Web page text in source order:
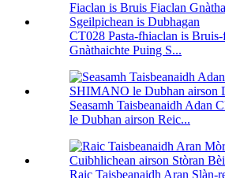
CT028 Pasta-fhiaclan is
Gnàthaichte Puing S...
Seasamh Taisbeanaidh Adan
le Dubhan airson Reic...
Raic Taisbeanaidh Aran Slàn-